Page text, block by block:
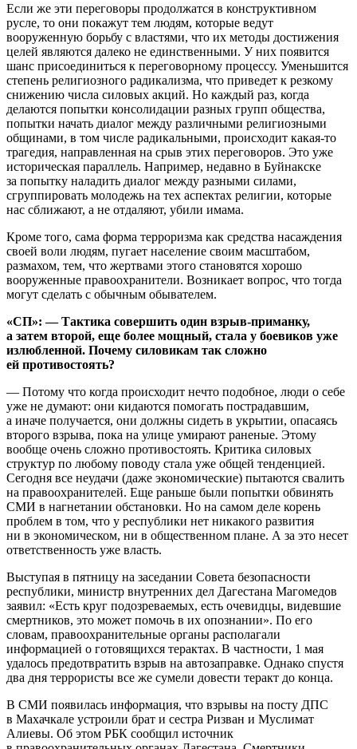
Если же эти переговоры продолжатся в конструктивном
русле, то они покажут тем людям, которые ведут
вооруженную борьбу с властями, что их методы достижения
целей являются далеко не единственными. У них появится
шанс присоединиться к переговорному процессу. Уменьшится
степень религиозного радикализма, что приведет к резкому
снижению числа силовых акций. Но каждый раз, когда
делаются попытки консолидации разных групп общества,
попытки начать диалог между различными религиозными
общинами, в том числе радикальными, происходит какая-то
трагедия, направленная на срыв этих переговоров. Это уже
историческая параллель. Например, недавно в Буйнакске
за попытку наладить диалог между разными силами,
сгруппировать молодежь на тех аспектах религии, которые
нас сближают, а не отдаляют, убили имама.
Кроме того, сама форма терроризма как средства насаждения
своей воли людям, пугает население своим масштабом,
размахом, тем, что жертвами этого становятся хорошо
вооруженные правоохранители. Возникает вопрос, что тогда
могут сделать с обычным обывателем.
«СП»: — Тактика совершить один взрыв-приманку,
а затем второй, еще более мощный, стала у боевиков уже
излюбленной. Почему силовикам так сложно
ей противостоять?
— Потому что когда происходит нечто подобное, люди о себе
уже не думают: они кидаются помогать пострадавшим,
а иначе получается, они должны сидеть в укрытии, опасаясь
второго взрыва, пока на улице умирают раненые. Этому
вообще очень сложно противостоять. Критика силовых
структур по любому поводу стала уже общей тенденцией.
Сегодня все неудачи (даже экономические) пытаются свалить
на правоохранителей. Еще раньше были попытки обвинять
СМИ в нагнетании обстановки. Но на самом деле корень
проблем в том, что у республики нет никакого развития
ни в экономическом, ни в общественном плане. А за это несет
ответственность уже власть.
Выступая в пятницу на заседании Совета безопасности
республики, министр внутренних дел Дагестана Магомедов
заявил: «Есть круг подозреваемых, есть очевидцы, видевшие
смертников, это может помочь в их опознании». По его
словам, правоохранительные органы располагали
информацией о готовящихся терактах. В частности, 1 мая
удалось предотвратить взрыв на автозаправке. Однако спустя
два дня террористы все же сумели довести теракт до конца.
В СМИ появилась информация, что взрывы на посту ДПС
в Махачкале устроили брат и сестра Ризван и Муслимат
Алиевы. Об этом РБК сообщил источник